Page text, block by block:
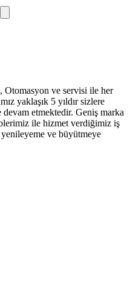
Otomasyon ve servisi ile her
yaklaşık 5 yıldır sizlere
etmektedir. Geniş marka
ile hizmet verdiğimiz iş
ve büyütmeye